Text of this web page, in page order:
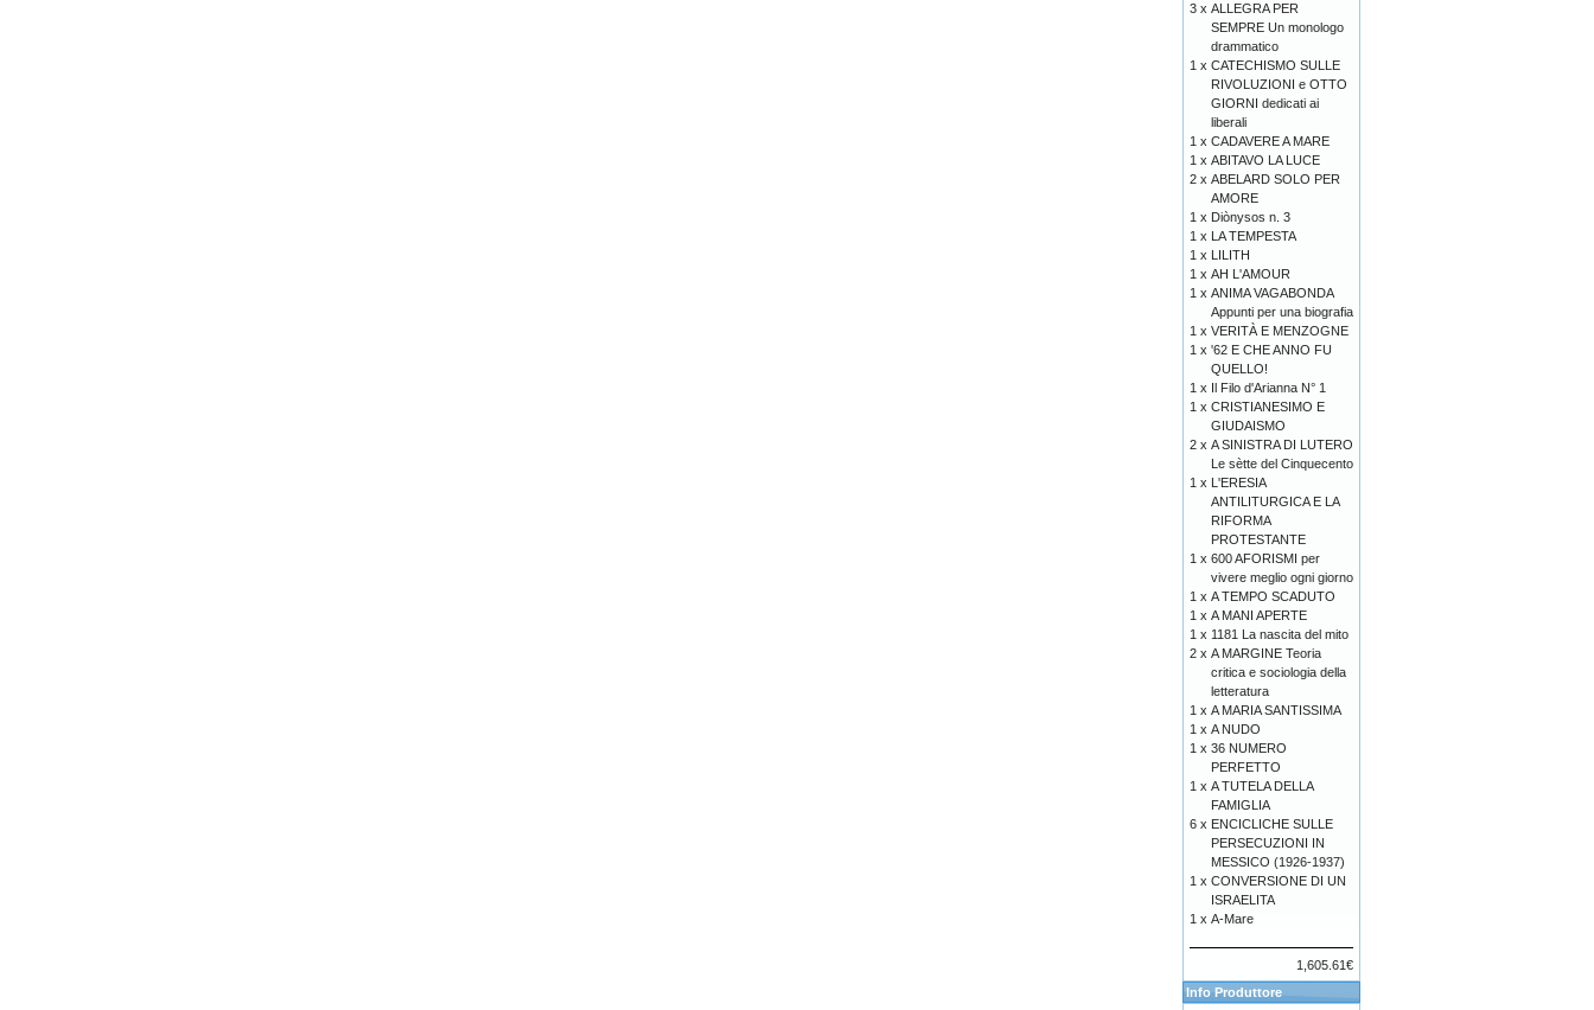
3 x ALLEGRA PER
SEMPRE Un monologo
drammatico
1 x CATECHISMO SULLE
RIVOLUZIONI e OTTO
GIORNI dedicati ai
liberali
1 x CADAVERE A MARE
1 x ABITAVO LA LUCE
2 x ABELARD SOLO PER
AMORE
1 x Diònysos n. 3
1 x LA TEMPESTA
1 x LILITH
1 x AH L'AMOUR
1 x ANIMA VAGABONDA
Appunti per una biografia
1 x VERITÀ E MENZOGNE
1 x '62 E CHE ANNO FU
QUELLO!
1 x Il Filo d'Arianna N° 1
1 x CRISTIANESIMO E
GIUDAISMO
2 x A SINISTRA DI LUTERO
Le sètte del Cinquecento
1 x L'ERESIA
ANTILITURGICA E LA
RIFORMA
PROTESTANTE
1 x 600 AFORISMI per
vivere meglio ogni giorno
1 x A TEMPO SCADUTO
1 x A MANI APERTE
1 x 1181 La nascita del mito
2 x A MARGINE Teoria
critica e sociologia della
letteratura
1 x A MARIA SANTISSIMA
1 x A NUDO
1 x 36 NUMERO
PERFETTO
1 x A TUTELA DELLA
FAMIGLIA
6 x ENCICLICHE SULLE
PERSECUZIONI IN
MESSICO (1926-1937)
1 x CONVERSIONE DI UN
ISRAELITA
1 x A-Mare
1,605.61€
Info Produttore